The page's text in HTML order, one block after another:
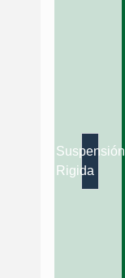
Suspensión
Rigida